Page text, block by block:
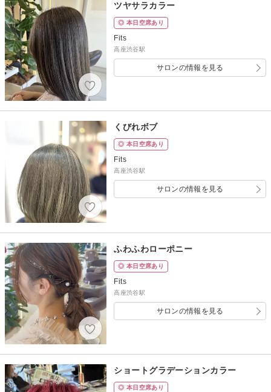
ツヤサラカラー
◎ 本日空席あり
Fits
高座渋谷駅
サロンの情報を見る
くびれボブ
◎ 本日空席あり
Fits
高座渋谷駅
サロンの情報を見る
ふわふわローポニー
◎ 本日空席あり
Fits
高座渋谷駅
サロンの情報を見る
ショートグラデーションカラー
◎ 本日空席あり